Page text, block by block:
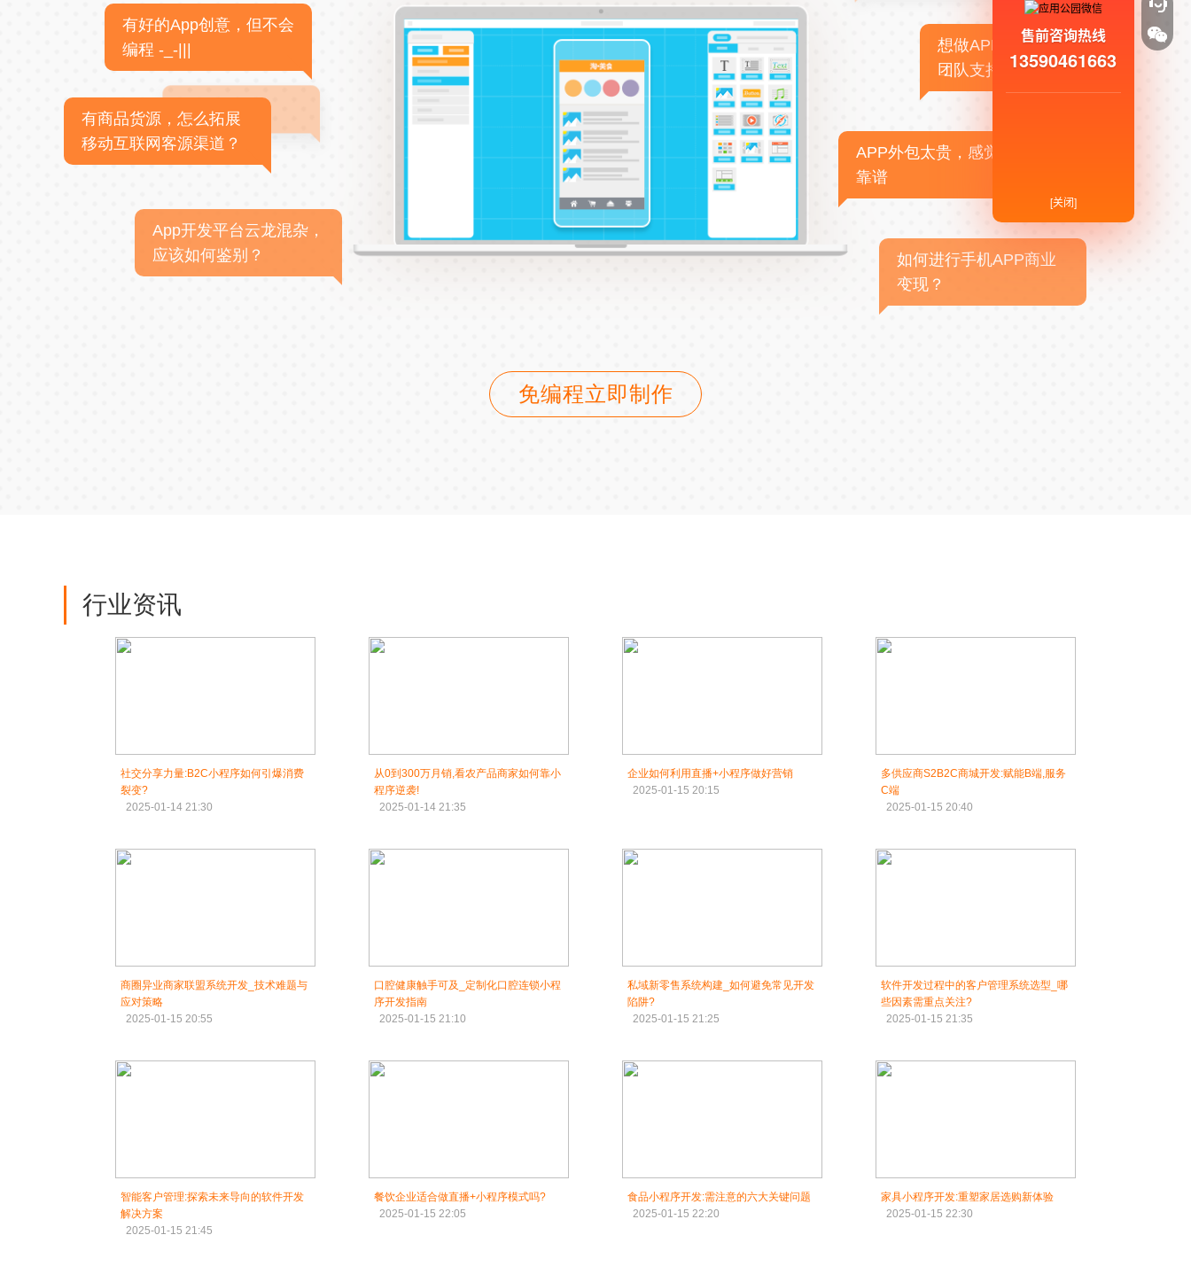
有好的App创意，但不会
编程 -_-|||
有商品货源，怎么拓展
移动互联网客源渠道？
App开发平台云龙混杂，
应该如何鉴别？
想做APP，但没有技术
团队支持
APP外包太贵，感觉不
靠谱
如何进行手机APP商业
变现？
免编程立即制作
行业资讯
社交分享力量:B2C小程序如何引爆消费
裂变?
2025-01-14 21:30
从0到300万月销,看农产品商家如何靠小
程序逆袭!
2025-01-14 21:35
企业如何利用直播+小程序做好营销
2025-01-15 20:15
多供应商S2B2C商城开发:赋能B端,服务
C端
2025-01-15 20:40
商圈异业商家联盟系统开发_技术难题与
应对策略
2025-01-15 20:55
口腔健康触手可及_定制化口腔连锁小程
序开发指南
2025-01-15 21:10
私域新零售系统构建_如何避免常见开发
陷阱?
2025-01-15 21:25
软件开发过程中的客户管理系统选型_哪
些因素需重点关注?
2025-01-15 21:35
智能客户管理:探索未来导向的软件开发
解决方案
2025-01-15 21:45
餐饮企业适合做直播+小程序模式吗?
2025-01-15 22:05
食品小程序开发:需注意的六大关键问题
2025-01-15 22:20
家具小程序开发:重塑家居选购新体验
2025-01-15 22:30
售前咨询热线
13590461663
[关闭]